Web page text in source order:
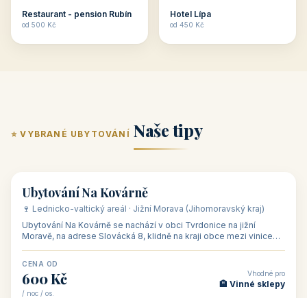
Restaurant - pension Rubín
od 500 Kč
Hotel Lípa
od 450 Kč
⭐ VYBRANÉ UBYTOVÁNÍ Naše tipy
🏡 penzion
Ubytování Na Kovárně
🍷 Lednicko-valtický areál · Jižní Morava (Jihomoravský kraj)
Ubytování Na Kovárně se nachází v obci Tvrdonice na jižní
Moravě, na adrese Slovácká 8, klidně na kraji obce mezi vinicemi,
CENA OD
600 Kč
/ noc / os.
Vhodné pro
🏨 Vinné sklepy